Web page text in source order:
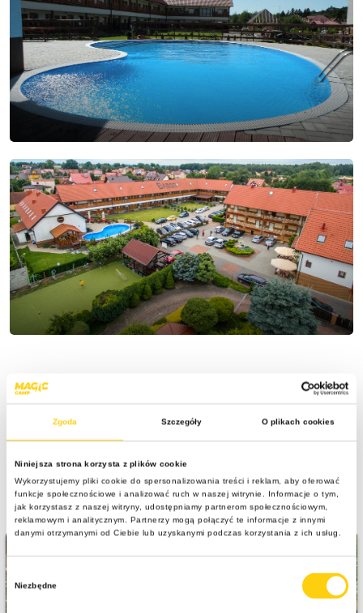
Zgoda Szczegóły O plikach cookies
Niniejsza strona korzysta z plików cookie
Wykorzystujemy pliki cookie do spersonalizowania treści i reklam, aby oferować
funkcje społecznościowe i analizować ruch w naszej witrynie. Informacje o tym,
jak korzystasz z naszej witryny, udostępniamy partnerom społecznościowym,
reklamowym i analitycznym. Partnerzy mogą połączyć te informacje z innymi
danymi otrzymanymi od Ciebie lub uzyskanymi podczas korzystania z ich usług.
Wybór
zgody
Niezbędne
Wycieczki w programie
Adventure Park
niezwykły park z mnóstwem atrakcji i niespodzianek - to będzie
prawdziwa dawka adrenaliny